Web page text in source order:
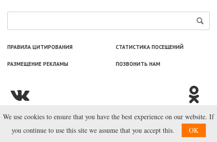
ПРАВИЛА ЦИТИРОВАНИЯ СТАТИСТИКА ПОСЕЩЕНИЙ
РАЗМЕЩЕНИЕ РЕКЛАМЫ ПОЗВОНИТЬ НАМ
© ООО «Лаборатория Новоcтей», 2003—2026.
We use cookies to ensure that you have the best experience on our website. If
you continue to use this site we assume that you accept this.
OK